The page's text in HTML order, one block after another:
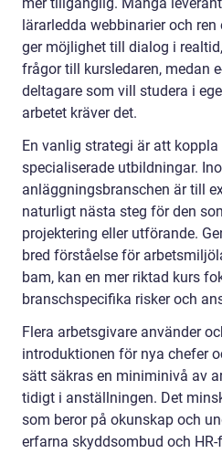
lärarledda webbinarier och ren
ger möjlighet till dialog i
frågor till kursledaren, medan
deltagare som vill studera i
arbetet kräver det.
En vanlig strategi är att
specialiserade utbildningar.
anläggningsbranschen är till
naturligt nästa steg för den
projektering eller utförande.
bred förståelse för
bam, kan en mer riktad kurs
branschspecifika risker och
Flera arbetsgivare använder
introduktionen för nya chefer
sätt säkras en miniminivå av
tidigt i anställningen. Det
som beror på okunskap och
erfarna skyddsombud och HR-